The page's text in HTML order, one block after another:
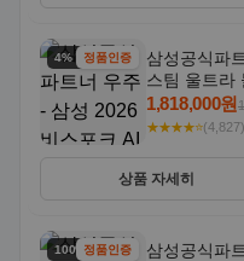
4% 할인정품인증
삼성공식파
스팀 울트라
레이지 AAG
1,818,000원
★★★★⭐(4,827)
상품 자세히
100% 할인
정품인증
삼성공식파